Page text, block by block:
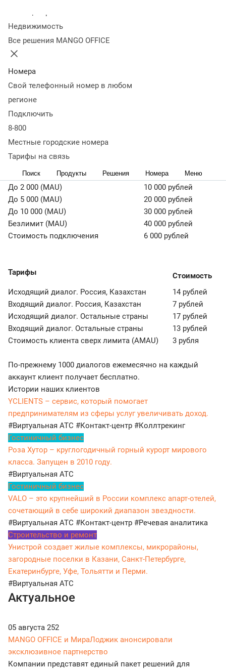
Недвижимость
Все решения MANGO OFFICE
Номера
Свой телефонный номер в любом
регионе
Подключить
8-800
Местные городские номера
Тарифы на связь
Поиск Продукты Решения Номера Меню
2022 года
18 марта 202219 733
MANGO OFFICE уведомляет клиентов MANGO Диалоги,
использующих канал WhatsApp Business, об изменении
Корректировки вступают в силу с 1 апреля 2022 года и
связаны с изменением курса доллара. Напомним, что
официальный владелец платформы WhatsApp
Тарифы
До 1 000 (MAU)
6 500 рублей
До 2 000 (MAU)
10 000 рублей
До 5 000 (MAU)
20 000 рублей
До 10 000 (MAU)
30 000 рублей
Безлимит (MAU)
40 000 рублей
Стоимость подключения
6 000 рублей
Тарифы
Стоимость
Исходящий диалог. Россия, Казахстан
14 рублей
Входящий диалог. Россия, Казахстан
7 рублей
Исходящий диалог. Остальные страны
17 рублей
Входящий диалог. Остальные страны
13 рублей
Стоимость клиента сверх лимита (AMAU)
3 рубля
По-прежнему 1000 диалогов ежемесячно на каждый
аккаунт клиент получает бесплатно.
Истории наших клиентов
YCLIENTS – сервис, который помогает
предпринимателям из сферы услуг увеличивать доход.
#Виртуальная АТС #Контакт-центр #Коллтрекинг
Гостиничный бизнес
Роза Хутор – круглогодичный горный курорт мирового
класса. Запущен в 2010 году.
#Виртуальная АТС
Гостиничный бизнес
VALO – это крупнейший в России комплекс апарт-отелей,
сочетающий в себе широкий диапазон звездности.
#Виртуальная АТС #Контакт-центр #Речевая аналитика
Строительство и ремонт
Унистрой создает жилые комплексы, микрорайоны,
загородные поселки в Казани, Санкт-Петербурге,
Екатеринбурге, Уфе, Тольятти и Перми.
#Виртуальная АТС
Актуальное
05 августа 252
MANGO OFFICE и МираЛоджик анонсировали
эксклюзивное партнерство
Компании представят единый пакет решений для